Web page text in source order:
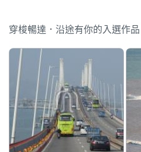
穿梭暢達．沿途有你的入選作品